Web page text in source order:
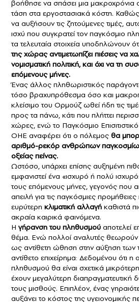
βοήθησε να σπάσει μια μακροχρόνια
τάση στα εργοστασιακά κόστη. Καθώς
να αυξήσουν τις ζητούμενες τιμές,
ισχύ που συγκρατεί τον παγκόσμιο
τα τελευταία στοιχεία υποδηλώνουν
της χώρας αντιμετωπίζει πιέσεις να
νομισματική πολιτική, και όχι να τη
επόμενους μήνες.
Ένας άλλος πληθωριστικός
τόσο βραχυπρόθεσμα όσο και
κλείσιμο του Ορμούζ ωθεί ήδη τις
προς τα πάνω, κάτι που πλήττει
χώρες, ενώ το Παγκόσμιο
ΟΗΕ αναφέρει ότι ο πόλεμος θα
αριθμό-ρεκόρ ανθρώπων
οξείας πείνας.
Ωστόσο, υπάρχει επίσης αυξημένη
εμφανιστεί ένα «ισχυρό ή πολύ
τους επόμενους μήνες, γεγονός που
απειλή για τις παγκόσμιες
ευρύτερη κλιματική αλλαγή καθιστά
ακραία καιρικά φαινόμενα.
Η γήρανση του πληθυσμού αποτελεί
θέμα. Ενώ πολλοί αναλυτές θεωρούν
ως αντίθετη ώθηση στην αύξηση των
αντίθετο επιχείρημα: Δεδομένου ότι
πληθυσμού θα είναι σχετικά
έχουν μεγαλύτερη
τους μισθούς. Επιπλέον, ένας
αυξάνει το κόστος της υγειονομικής